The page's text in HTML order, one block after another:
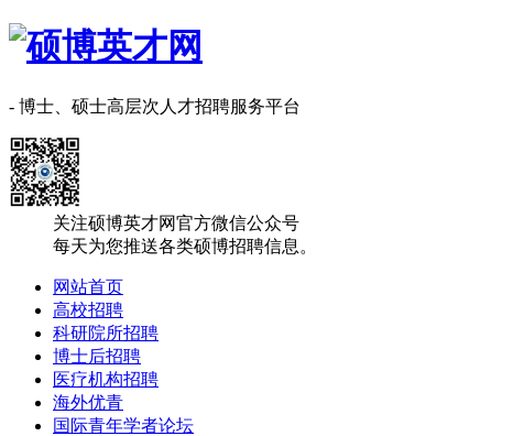
- 博士、硕士高层次人才招聘服务平台
关注硕博英才网官方微信公众号
每天为您推送各类硕博招聘信息。
网站首页
高校招聘
科研院所招聘
博士后招聘
医疗机构招聘
海外优青
国际青年学者论坛